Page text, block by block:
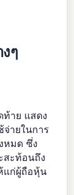
ๆ
ท้าย แสดง
ายในการ
หมด ซึ่ง
สะท้อนถึง
แก่ผู้ถือหุ้น